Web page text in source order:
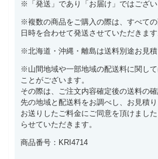
※「発送」であり「お届け」ではござい
※複数の商品をご購入の際は、すべての
日時を合わせて発送させていただきます
※北海道・沖縄・離島は送料別途お見積
※山間地域や一部地域の配送料に関し
ことがございます。
その際は、ご注文内容確定後の送料の
先の地域と配送料をお調べし、お見積り
お送りしたご料金にご同意を頂けまし
らせていただきます。
商品番号：KRI4714